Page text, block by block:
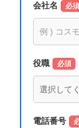
会社名 必須
役職 必須
電話番号